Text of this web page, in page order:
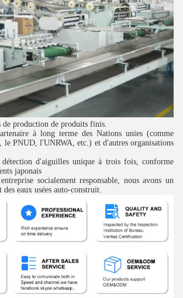
de production de produits finis.
à long terme des Nations unies (comme
PNUD, l'UNRWA, etc.) et d'autres organisations
d'aiguilles unique à trois fois, conforme
japonais
socialement responsable, nous avons un
eaux usées auto-construit.